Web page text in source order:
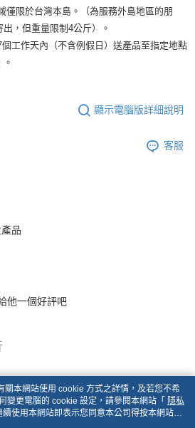
僅限於台灣本島。（為服務外島地區的朋
，但重量限制4公斤）。
工作天內（不含例假日）送產品至指定地點
顯示電腦版詳細說明
客服
品
他一個好評吧
關本網站使用 cookie 方式之詳情，及若您不希
變更電腦的 cookie 設定，請參閱本網站「 隱私
續使用本網站即表示您同意本公司得按本網站使
。